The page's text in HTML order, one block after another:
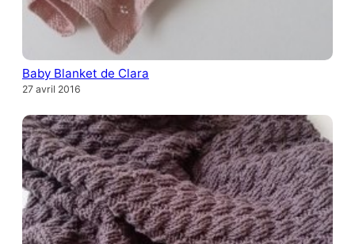
Baby Blanket de Clara
27 avril 2016